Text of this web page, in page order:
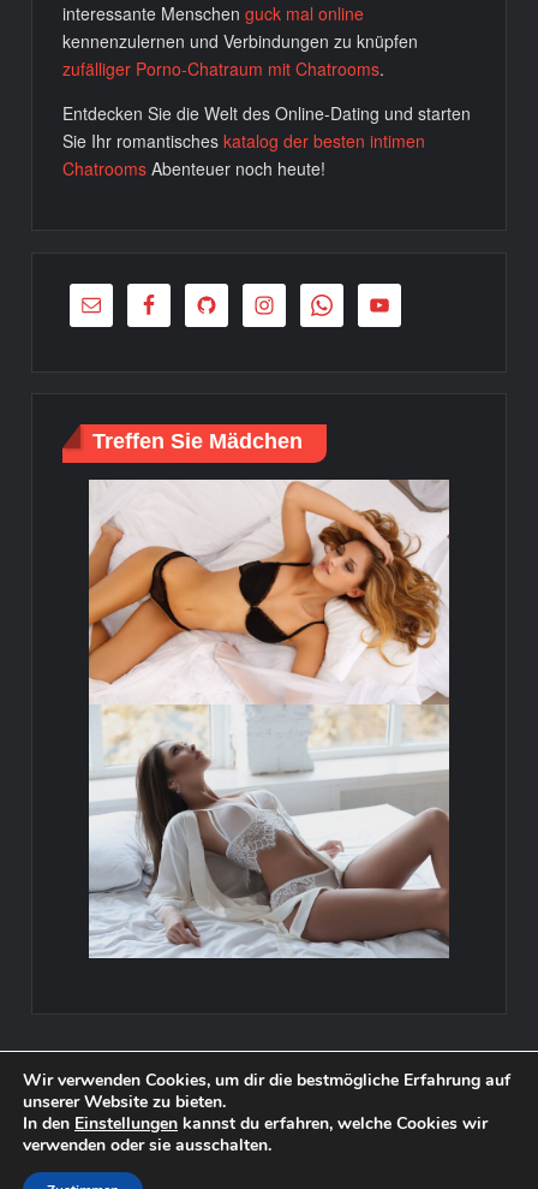
interessante Menschenguck mal online
kennenzulernen und Verbindungen zu knüpfen
zufälliger Porno-Chatraum mit Chatrooms.
Entdecken Sie die Welt des Online-Dating und starten
Sie Ihr romantischeskatalog der besten intimen
Chatrooms Abenteuer noch heute!
Treffen Sie Mädchen
Urheberrechte © 2023. Alle Rechte vorbehalten Emldc.org -
Erstklassiges Ziel für Dating-Sites für Introvertierte. Verbinden Sie
sich wirklich in sorgfältig kuratierten Räumen. Wo introspektive
Wir verwenden Cookies, um dir die bestmögliche Erfahrung auf
unserer Website zu bieten.
In den Einstellungen kannst du erfahren, welche Cookies wir
verwenden oder sie ausschalten.